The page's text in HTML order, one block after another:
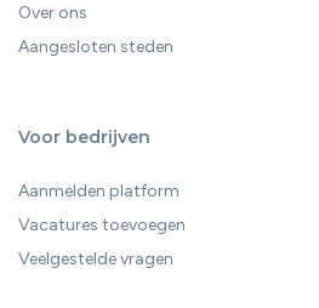
Over ons
Aangesloten steden
Voor bedrijven
Aanmelden platform
Vacatures toevoegen
Veelgestelde vragen